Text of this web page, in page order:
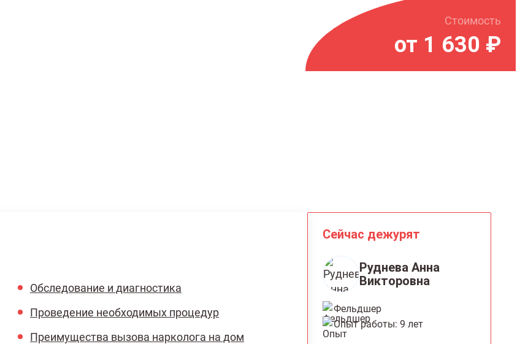
Стоимость
от 1 630 ₽
Обследование и диагностика
Проведение необходимых процедур
Преимущества вызова нарколога на дом
Сейчас дежурят
Руднева Анна
Викторовна
Фельдшер
Опыт работы: 9 лет